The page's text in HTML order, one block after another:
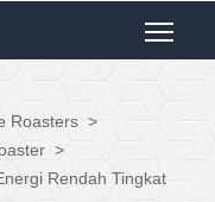
Roasters >
>
Rendah Tingkat